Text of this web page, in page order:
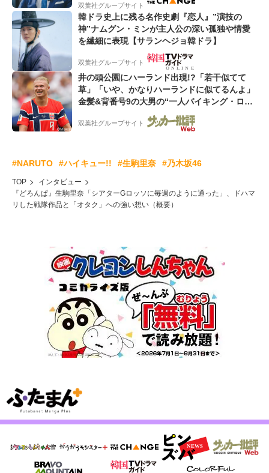
双葉社グループサイト
韓ドラ史上に残る名作史劇『恋人』”演技の
神”ナムグン・ミンが主人公の深い孤独や情愛
を繊細に表現【サランヘジョ韓ドラ】
双葉社グループサイト
井の頭公園にハーランド出現!?「若干似てて
草」「いや、かなりハーランドに似てるんよ」
金髪&背番号9の大男の“一人バイキング・ロ
ー”映像が話題!「元気をもらった」
双葉社グループサイト
#NARUTO #ハイキュー!! #生駒里奈 #乃木坂46
TOP
インタビュー
『どろんぱ』生駒里奈「シアターGロッソに毎週のように通った」、ドハマ
リした戦隊作品と「オタク」への強い想い（概要）